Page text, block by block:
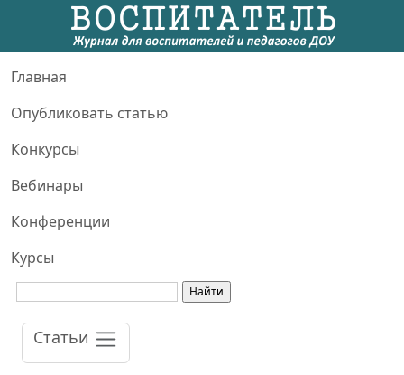
Главная
Опубликовать статью
Конкурсы
Вебинары
Конференции
Курсы
Статьи